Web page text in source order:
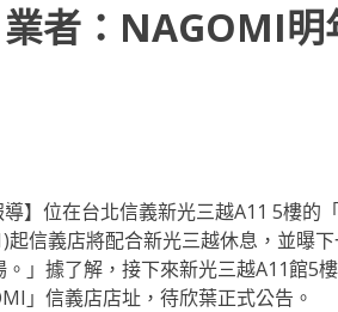
者：NAGOMI明
導】位在台北信義新光三越A11 5樓
起信義店將配合新光三越休息，並曝
」據了解，接下來新光三越A11館5
」信義店店址，待欣葉正式公告。